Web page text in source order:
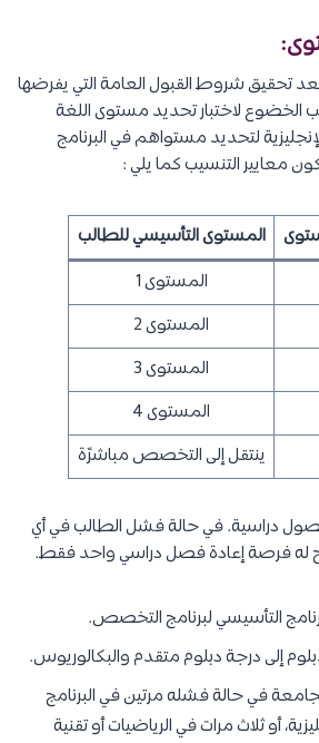
تحقيق شروط القبول العامة التي يفرضها
الخضوع لاختبار تحديد مستوى اللغة
لتحديد مستواهم في البرنامج
معايير التنسيب كما يلي :
المستوى التأسيسي للطالب
المستوى 1
المستوى 2
المستوى 3
المستوى 4
ينتقل إلى التخصص مباشرًة
العام الأكاديمي 4 فصول دراسية. في حالة فشل الطالب في أي
له فرصة إعادة فصل دراسي واحد فقط.
التأسيسي لبرنامج التخصص.
إلى درجة دبلوم متقدم والبكالوريوس.
في حالة فشله مرتين في البرنامج
أو ثلاث مرات في الرياضيات أو تقنية